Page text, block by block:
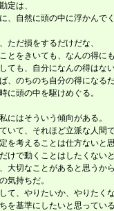
定は、
、自然に頭の中に浮かんで
ただ損をするだけだな、
とをきいても、なんの得に
ても、自分になんの得は
、のちのち自分の得になる
に頭の中を駆けめぐる。
にはそういう傾向がある。
いて、それほど立派な人間
を考えることは仕方ないと
けで動くことはしたくない
大切なことがあると思うか
気持ちだ。
して、やりたいか、やりたく
を基準にしたいと思ってい